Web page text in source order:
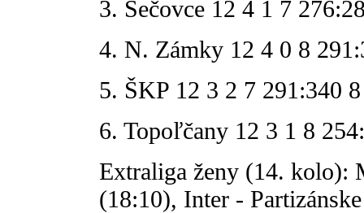
3. Sečovce 12 4 1 7
4. N. Zámky 12 4 0 8
5. ŠKP 12 3 2 7 291:340 8
6. Topoľčany 12 3 1 8
Extraliga ženy (14. kolo):
(18:10), Inter -